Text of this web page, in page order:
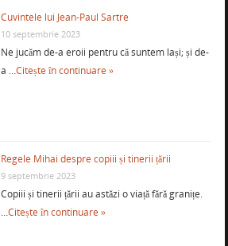
Cuvintele lui Jean-Paul Sartre
10 septembrie 2023
Ne jucăm de-a eroii pentru că suntem lași; și de-
a …Citește în continuare »
Regele Mihai despre copiii și tinerii țării
9 septembrie 2023
Copiii și tinerii țării au astăzi o viață fără granițe.
…Citește în continuare »